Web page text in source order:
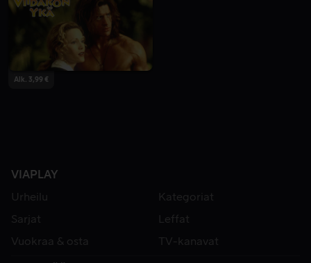
Alk. 3,99 €
VIAPLAY
Urheilu
Kategoriat
Sarjat
Leffat
Vuokraa & osta
TV-kanavat